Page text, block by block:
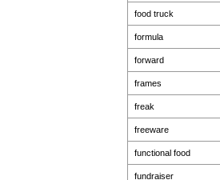
food truck
formula
forward
frames
freak
freeware
functional food
fundraiser